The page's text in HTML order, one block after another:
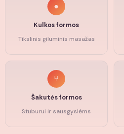
●
Kulkos formos
Tikslinis giluminis masažas
⑂
Šakutės formos
Stuburui ir sausgyslėms